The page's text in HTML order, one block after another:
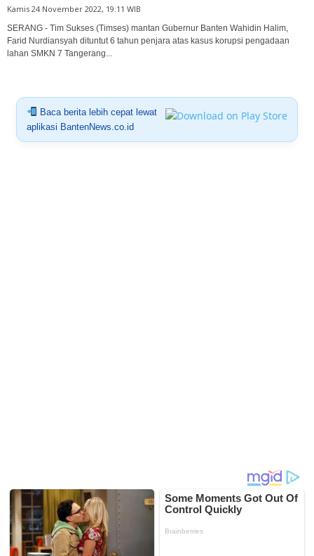
Kamis 24 November 2022, 19:11 WIB
SERANG - Tim Sukses (Timses) mantan Gubernur Banten Wahidin Halim,
Farid Nurdiansyah dituntut 6 tahun penjara atas kasus korupsi pengadaan
lahan SMKN 7 Tangerang...
Baca berita lebih cepat lewat
aplikasi BantenNews.co.id